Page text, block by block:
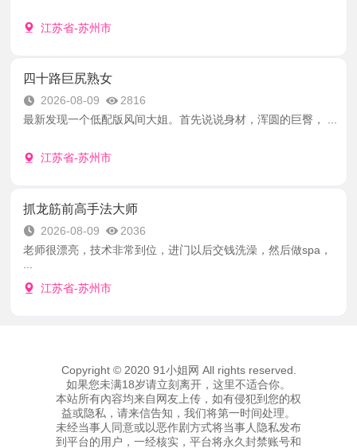
江苏省-苏州市
四十路巨尻熟女
2026-08-09
2816
最新发现一个低配版风间大姐。首先说说身材，浑圆的巨臀， ...
江苏省-苏州市
抓龙筋前高手法大师
2026-08-09
2036
老师很漂亮，技术非常到位，进门以后交钱洗澡，然后做spa，
江苏省-苏州市
Copyright © 2020 91小姐网 All rights reserved.
如果您未满18岁请立刻离开，这里不适合你。
本站所有內容均来自网友上传，如有侵犯到您的权
益或隐私，请来信告知，我们将第一时间处理。
未经当事人同意或以恶作剧方式将当事人隐私发布
到平台的用户，一经核实，平台将永久封禁账号和